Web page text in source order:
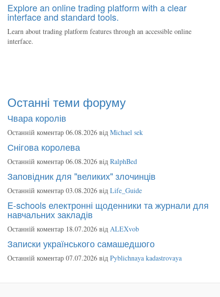
Explore an online trading platform with a clear
interface and standard tools.
Learn about trading platform features through an accessible online
interface.
Останні теми форуму
Чвара королів
Останній коментар 06.08.2026 від Michael sek
Снігова королева
Останній коментар 06.08.2026 від RalphBed
Заповідник для "великих" злочинців
Останній коментар 03.08.2026 від Life_Guide
E-schools електронні щоденники та журнали для
навчальних закладів
Останній коментар 18.07.2026 від ALEXvob
Записки українського самашедшого
Останній коментар 07.07.2026 від Pyblichnaya kadastrovaya